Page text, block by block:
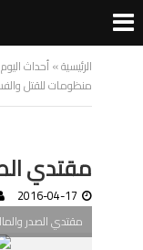
الرئيسية»أحداث اليوم
منظومات للقتل
مقتدي
2016-04-17
مقتدي الصدر